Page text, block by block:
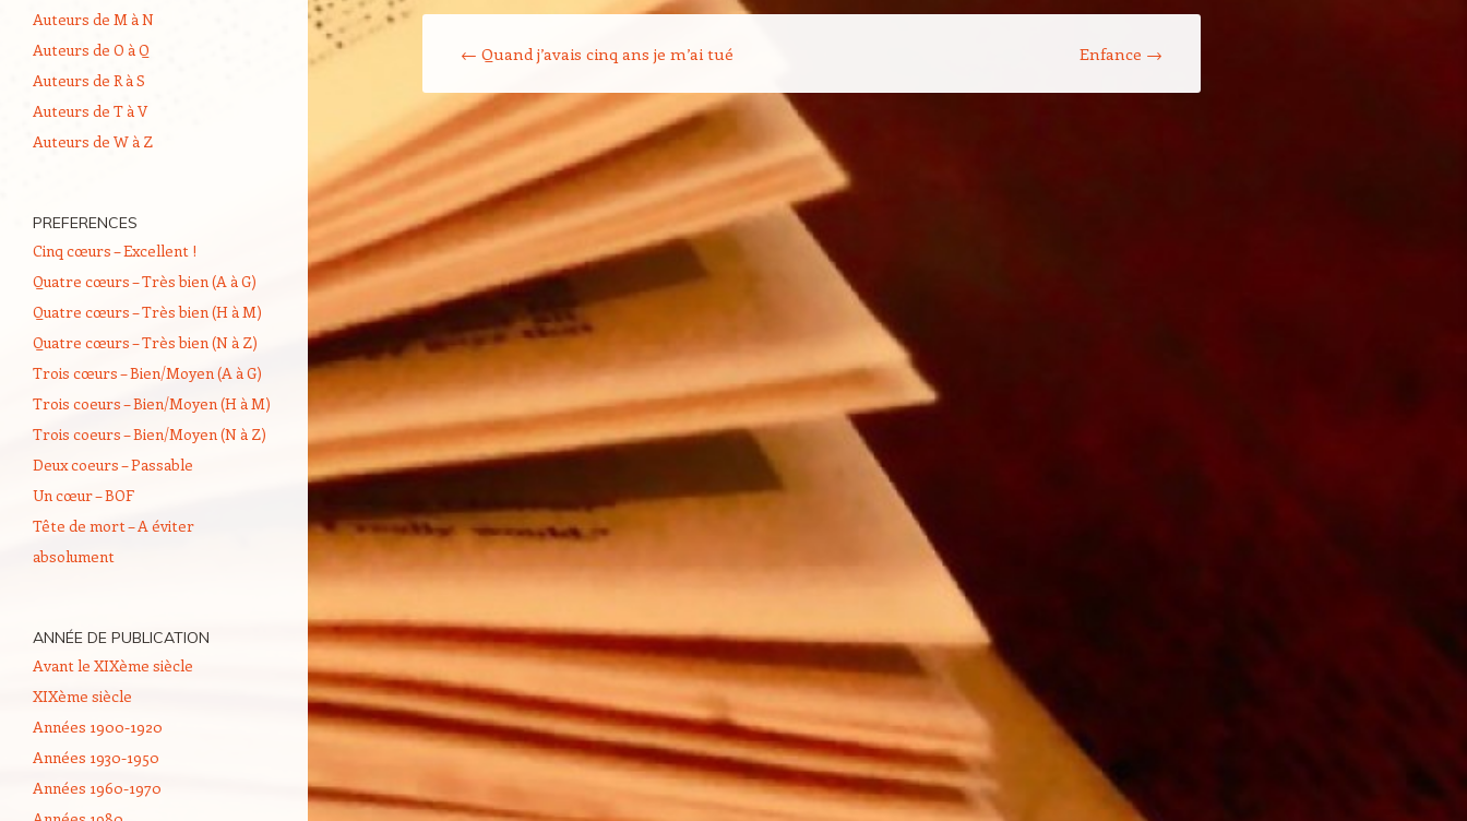
← Quand j’avais cinq ans je m’ai tué Enfance →
Auteurs de M à N
Auteurs de O à Q
Auteurs de R à S
Auteurs de T à V
Auteurs de W à Z
PREFERENCES
Cinq cœurs – Excellent !
Quatre cœurs – Très bien (A à G)
Quatre cœurs – Très bien (H à M)
Quatre cœurs – Très bien (N à Z)
Trois cœurs – Bien/Moyen (A à G)
Trois coeurs – Bien/Moyen (H à M)
Trois coeurs – Bien/Moyen (N à Z)
Deux coeurs – Passable
Un cœur – BOF
Tête de mort – A éviter
absolument
ANNÉE DE PUBLICATION
Avant le XIXème siècle
XIXème siècle
Années 1900-1920
Années 1930-1950
Années 1960-1970